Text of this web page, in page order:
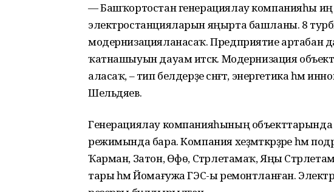
— Башҡортостан генерациялау компанияһы иң
электростанцияларын яңырта башланы. 8
модернизацияланасаҡ. Предприятие
ҡатнашыуын дауам итәсәк. Модернизация
аласаҡ, – тип белдерҙе сәнәғәт, энергетика һәм
Шельдяев.
Генерациялау компанияһының объекттарында
режимында бара. Компания хеҙмәткәрҙәре һәм
Ҡарман, Затон, Өфө, Стәрлетамаҡ, Яңы
тары һәм Йомағужа ГЭС-ы ремонтланған.